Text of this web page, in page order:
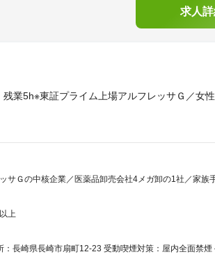
求人
業5h※東証プライム上場アルフレッサＧ／女
サＧの中核企業／医薬品卸売会社4メガ卸の1社／家
上
：長崎県長崎市扇町12-23 受動喫煙対策：屋内全面禁煙